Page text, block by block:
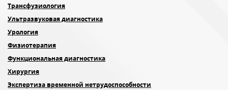
Трансфузиология
Ультразвуковая диагностика
Урология
Физиотерапия
Функциональная диагностика
Хирургия
Экспертиза временной нетрудоспособности